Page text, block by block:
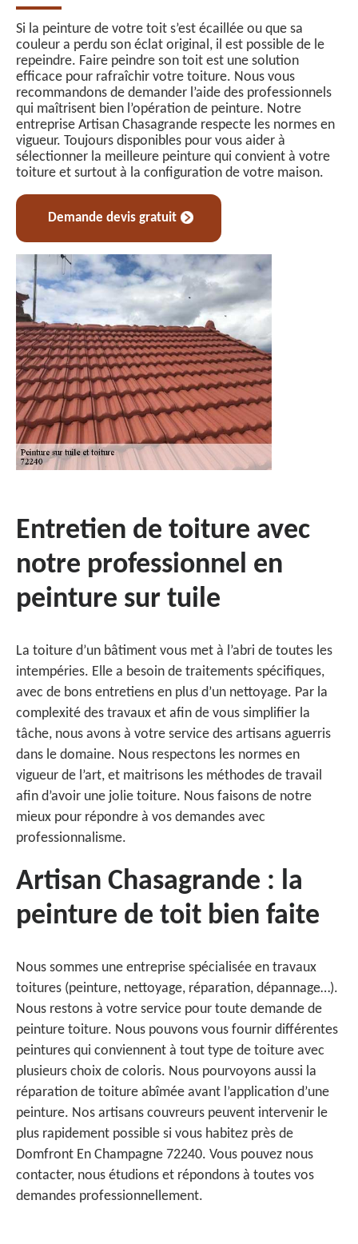
Si la peinture de votre toit s’est écaillée ou que sa
couleur a perdu son éclat original, il est possible de le
repeindre. Faire peindre son toit est une solution
efficace pour rafraîchir votre toiture. Nous vous
recommandons de demander l’aide des professionnels
qui maîtrisent bien l’opération de peinture. Notre
entreprise Artisan Chasagrande respecte les normes en
vigueur. Toujours disponibles pour vous aider à
sélectionner la meilleure peinture qui convient à votre
toiture et surtout à la configuration de votre maison.
Demande devis gratuit
Entretien de toiture avec
notre professionnel en
peinture sur tuile
La toiture d’un bâtiment vous met à l’abri de toutes les
intempéries. Elle a besoin de traitements spécifiques,
avec de bons entretiens en plus d’un nettoyage. Par la
complexité des travaux et afin de vous simplifier la
tâche, nous avons à votre service des artisans aguerris
dans le domaine. Nous respectons les normes en
vigueur de l’art, et maitrisons les méthodes de travail
afin d’avoir une jolie toiture. Nous faisons de notre
mieux pour répondre à vos demandes avec
professionnalisme.
Artisan Chasagrande : la
peinture de toit bien faite
Nous sommes une entreprise spécialisée en travaux
toitures (peinture, nettoyage, réparation, dépannage…).
Nous restons à votre service pour toute demande de
peinture toiture. Nous pouvons vous fournir différentes
peintures qui conviennent à tout type de toiture avec
plusieurs choix de coloris. Nous pourvoyons aussi la
réparation de toiture abîmée avant l’application d’une
peinture. Nos artisans couvreurs peuvent intervenir le
plus rapidement possible si vous habitez près de
Domfront En Champagne 72240. Vous pouvez nous
contacter, nous étudions et répondons à toutes vos
demandes professionnellement.